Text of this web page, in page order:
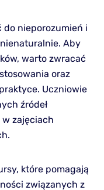
do nieporozumień i
Aby
warto zwracać
oraz
Uczniowie
źródeł
zajęciach
które pomagają
związanych z